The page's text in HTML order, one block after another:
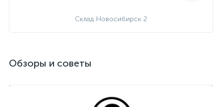
Склад Новосибирск 2
Обзоры и советы